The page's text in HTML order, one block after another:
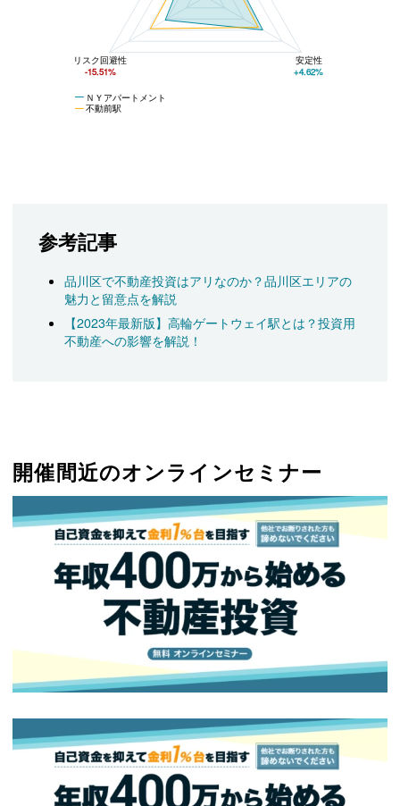
ＮＹアパートメント
不動前駅
リスク回避性
-15.51%
安定性
+4.62%
参考記事
品川区で不動産投資はアリなのか？品川区エリアの
魅力と留意点を解説
【2023年最新版】高輪ゲートウェイ駅とは？投資用
不動産への影響を解説！
開催間近のオンラインセミナー